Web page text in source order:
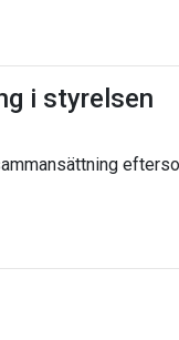
i styrelsen